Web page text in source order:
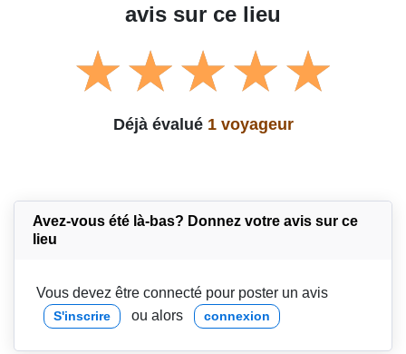
avis sur ce lieu
Déjà évalué 1 voyageur
Avez-vous été là-bas? Donnez votre avis sur ce
lieu
Vous devez être connecté pour poster un avis
S'inscrire ou alors connexion